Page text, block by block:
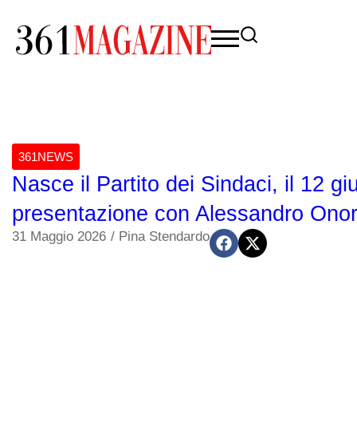
361NEWS
Nasce il Partito dei Sindaci, il 12
presentazione con Alessandro
31 Maggio 2026 / Pina Stendardo